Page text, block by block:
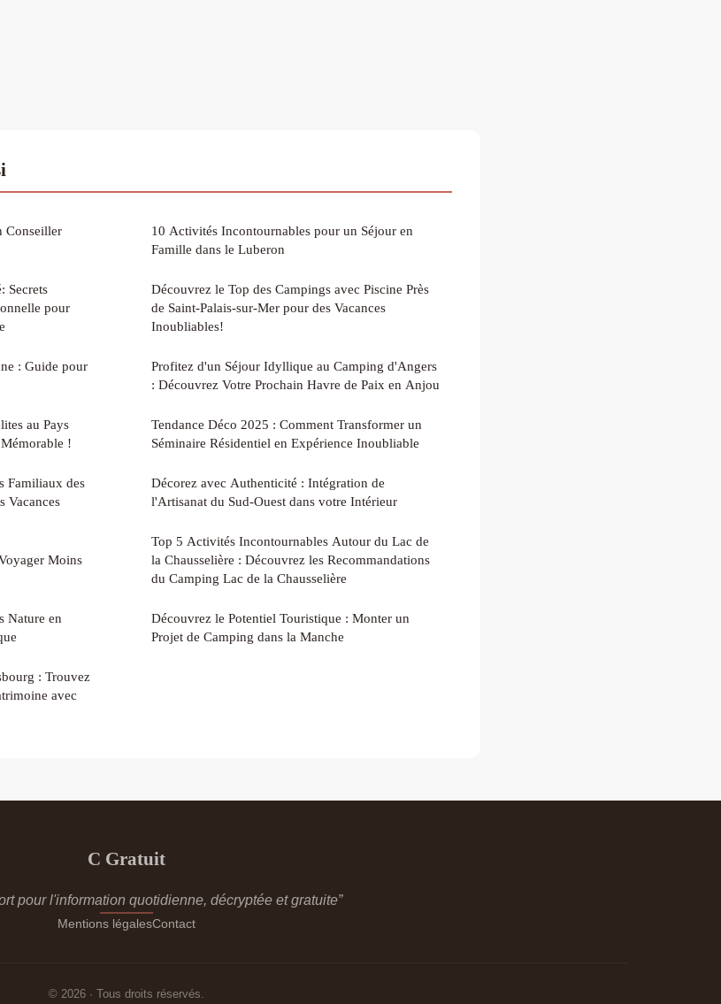
Conseiller
Secrets
pour
: Guide pour
au Pays
!
Familiaux des
Vacances
Moins
Nature en
: Trouvez
avec
10 Activités Incontournables pour un Séjour en
Famille dans le Luberon
Découvrez le Top des Campings avec Piscine Près
de Saint-Palais-sur-Mer pour des Vacances
Inoubliables!
Profitez d'un Séjour Idyllique au Camping d'Angers
: Découvrez Votre Prochain Havre de Paix en Anjou
Tendance Déco 2025 : Comment Transformer un
Séminaire Résidentiel en Expérience Inoubliable
Décorez avec Authenticité : Intégration de
l'Artisanat du Sud-Ouest dans votre Intérieur
Top 5 Activités Incontournables Autour du Lac de
la Chausselière : Découvrez les Recommandations
du Camping Lac de la Chausselière
Découvrez le Potentiel Touristique : Monter un
Projet de Camping dans la Manche
C Gratuit
pour l'information quotidienne, décryptée et gratuite”
Mentions légalesContact
© 2026 · Tous droits réservés.